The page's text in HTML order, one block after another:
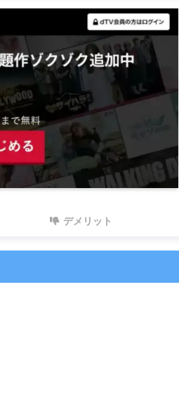
550円
18円/日
1ヶ月間
約12万本
1台
話料金との合算払い
デメリット